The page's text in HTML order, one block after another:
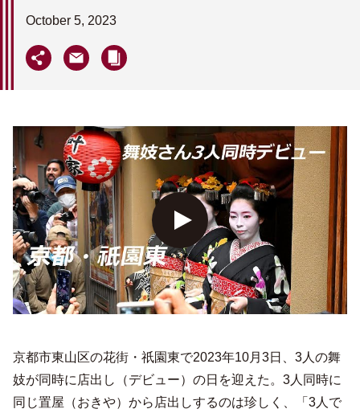
October 5, 2023
京都市東山区の花街・祇園東で2023年10月3日、3人の舞
妓が同時に店出し（デビュー）の日を迎えた。3人同時に
同じ置屋（おきや）から店出しするのは珍しく、「3人で